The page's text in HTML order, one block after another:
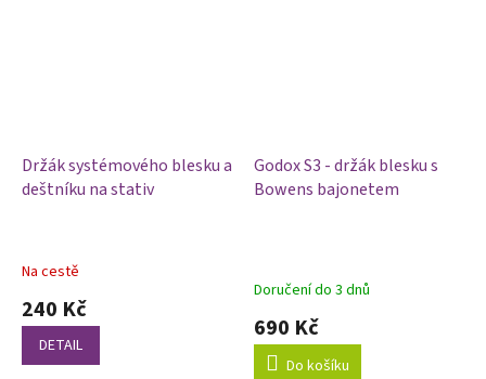
Držák systémového blesku a
deštníku na stativ
Průměrné
hodnocení
produktu
5,0
Na cestě
240 Kč
DETAIL
Godox S3 - držák blesku s
Bowens bajonetem
Doručení do 3 dnů
690 Kč
Do košíku